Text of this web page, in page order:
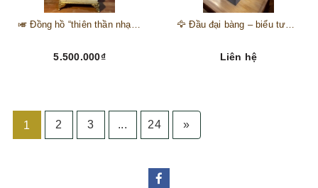
🎺 Đồng hồ “thiên thần nhạc hội” – tuyệt mỹ phẩm trang trí phong cách hoàng gia 🎼
5.500.000₫
🦅 Đầu đại bàng – biểu tượng của kẻ chinh phục trên đỉnh núi thành công 🦅
Liên hệ
1 2 3 ... 24 »